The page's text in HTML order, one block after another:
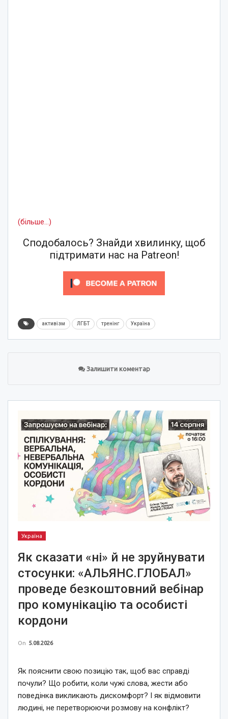
(більше…)
Сподобалось? Знайди хвилинку, щоб
підтримати нас на Patreon!
активізм ЛГБТ тренінг Україна
Залишити коментар
Україна
Як сказати «ні» й не зруйнувати
стосунки: «АЛЬЯНС.ГЛОБАЛ»
проведе безкоштовний вебінар
про комунікацію та особисті
кордони
On 5.08.2026
Як пояснити свою позицію так, щоб вас справді
почули? Що робити, коли чужі слова, жести або
поведінка викликають дискомфорт? І як відмовити
людині, не перетворюючи розмову на конфлікт?